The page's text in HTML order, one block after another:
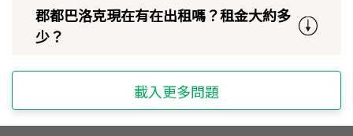
郡都巴洛克現在有在出租嗎？租金大約多
少？
載入更多問題